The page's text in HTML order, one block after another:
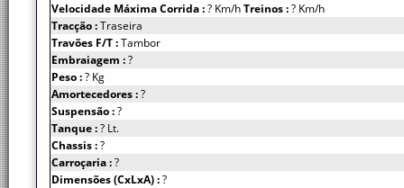
Velocidade Máxima Corrida :? Km/hTreinos :? Km/h
Tracção :Traseira
Travões F/T :Tambor
Embraiagem :?
Peso :? Kg
Amortecedores :?
Suspensão :?
Tanque :? Lt.
Chassis :?
Carroçaria :?
Dimensões (CxLxA) :?